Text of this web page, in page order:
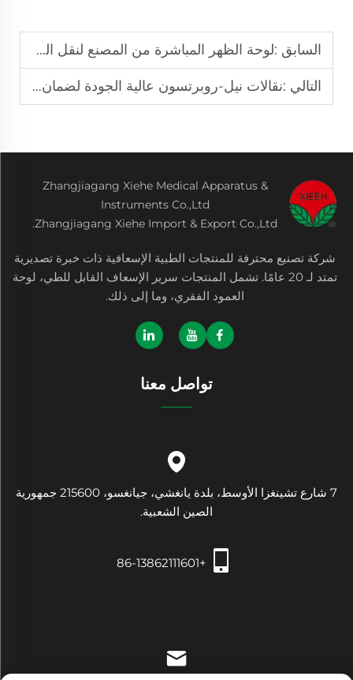
السابق :لوحة الظهر المباشرة من المصنع لنقل المريض بسرعة وأمان
التالي :نقالات نيل-روبرتسون عالية الجودة لضمان سلامة الأشخاص في البحر في الأوقات الحرجة
Zhangjiagang Xiehe Medical Apparatus &
Instruments Co.,Ltd
Zhangjiagang Xiehe Import & Export Co.,Ltd.
شركة تصنيع محترفة للمنتجات الطبية الإسعافية ذات خبرة تصديرية
تمتد لـ 20 عامًا. تشمل المنتجات سرير الإسعاف القابل للطي، لوحة
العمود الفقري، وما إلى ذلك.
تواصل معنا
7 شارع تشينغزا الأوسط، بلدة يانغشي، جيانغسو، 215600 جمهورية
الصين الشعبية.
+86-13862111601